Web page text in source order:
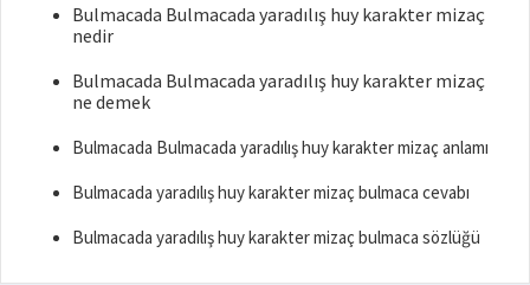
Bulmacada Bulmacada yaradılış huy karakter mizaç
nedir
Bulmacada Bulmacada yaradılış huy karakter mizaç
ne demek
Bulmacada Bulmacada yaradılış huy karakter mizaç anlamı
Bulmacada yaradılış huy karakter mizaç bulmaca cevabı
Bulmacada yaradılış huy karakter mizaç bulmaca sözlüğü